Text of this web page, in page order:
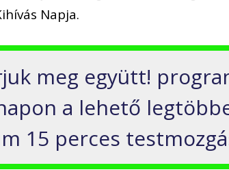
Napja.
meg együtt!
a lehető
15 perces